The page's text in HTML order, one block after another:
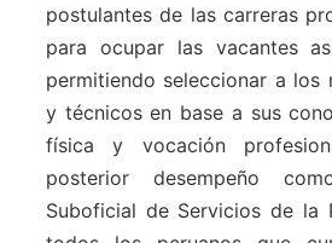
postulantes de las carreras
para ocupar las vacantes
permitiendo seleccionar a los
y técnicos en base a sus
física y vocación
posterior desempeño
Suboficial de Servicios de la